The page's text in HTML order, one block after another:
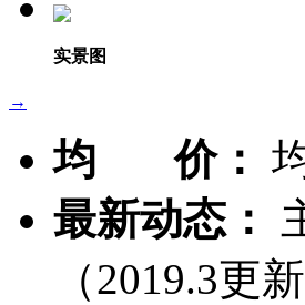
实景图
→
均 价：
最新动态：
（2019.3更新